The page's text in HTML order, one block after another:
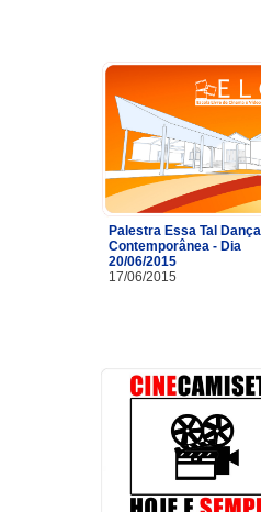
Palestra Essa Tal Dança
Contemporânea - Dia
20/06/2015
17/06/2015